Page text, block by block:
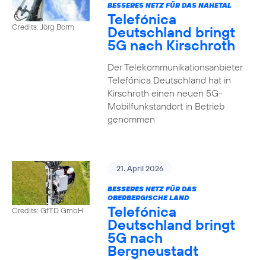
Credits: Jörg Borm
BESSERES NETZ FÜR DAS NAHETAL
Telefónica
Deutschland bringt
5G nach Kirschroth
Der Telekommunikationsanbieter
Telefónica Deutschland hat in
Kirschroth einen neuen 5G-
Mobilfunkstandort in Betrieb
genommen
Credits: GfTD GmbH
21. April 2026
BESSERES NETZ FÜR DAS
OBERBERGISCHE LAND
Telefónica
Deutschland bringt
5G nach
Bergneustadt